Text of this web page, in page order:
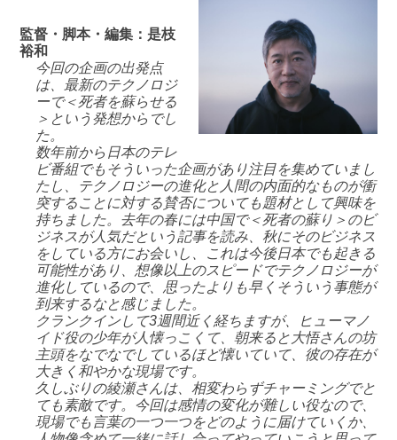
監督・脚本・編集：是枝
裕和
今回の企画の出発点
は、最新のテクノロジ
ーで＜死者を蘇らせる
＞という発想からでし
た。
数年前から日本のテレ
ビ番組でもそういった企画があり注目を集めていまし
たし、テクノロジーの進化と人間の内面的なものが衝
突することに対する賛否についても題材として興味を
持ちました。去年の春には中国で＜死者の蘇り＞のビ
ジネスが人気だという記事を読み、秋にそのビジネス
をしている方にお会いし、これは今後日本でも起きる
可能性があり、想像以上のスピードでテクノロジーが
進化しているので、思ったよりも早くそういう事態が
到来するなと感じました。
クランクインして3週間近く経ちますが、ヒューマノ
イド役の少年が人懐っこくて、朝来ると大悟さんの坊
主頭をなでなでしているほど懐いていて、彼の存在が
大きく和やかな現場です。
久しぶりの綾瀬さんは、相変わらずチャーミングでと
ても素敵です。今回は感情の変化が難しい役なので、
現場でも言葉の一つ一つをどのように届けていくか、